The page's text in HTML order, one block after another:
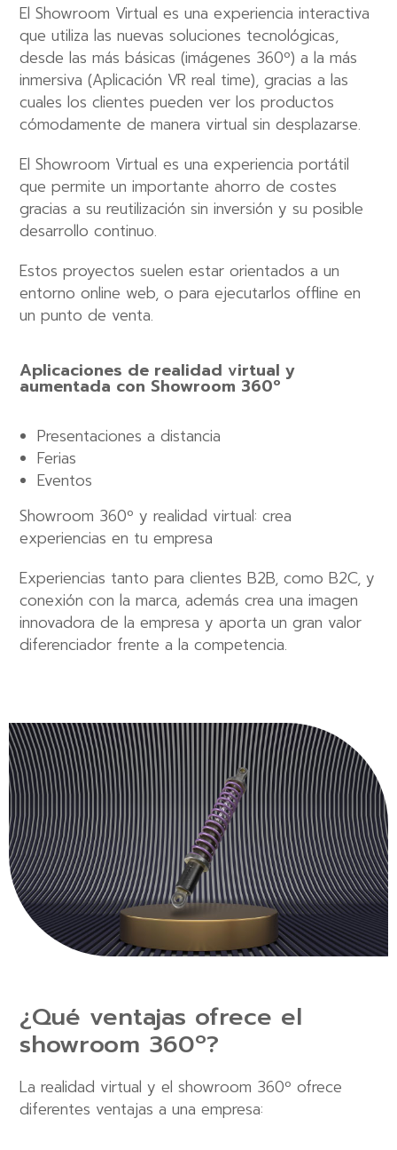
El Showroom Virtual es una experiencia interactiva
que utiliza las nuevas soluciones tecnológicas,
desde las más básicas (imágenes 360º) a la más
inmersiva (Aplicación VR real time), gracias a las
cuales los clientes pueden ver los productos
cómodamente de manera virtual sin desplazarse.
El Showroom Virtual es una experiencia portátil
que permite un importante ahorro de costes
gracias a su reutilización sin inversión y su posible
desarrollo continuo.
Estos proyectos suelen estar orientados a un
entorno online web, o para ejecutarlos offline en
un punto de venta.
Aplicaciones de realidad virtual y
aumentada con Showroom 360º
Presentaciones a distancia
Ferias
Eventos
Showroom 360º y realidad virtual: crea
experiencias en tu empresa
Experiencias tanto para clientes B2B, como B2C, y
conexión con la marca, además crea una imagen
innovadora de la empresa y aporta un gran valor
diferenciador frente a la competencia.
¿Qué ventajas ofrece el
showroom 360º?
La realidad virtual y el showroom 360º ofrece
diferentes ventajas a una empresa: